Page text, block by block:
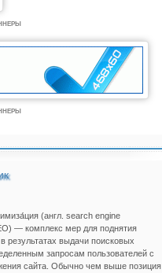
(англ. search engine
— комплекс мер для поднятия
результатах выдачи поисковых
запросам пользователей с
сайта. Обычно чем выше позиция